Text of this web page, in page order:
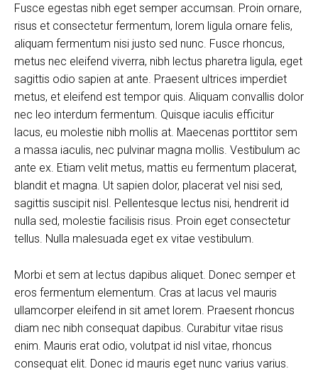
Fusce egestas nibh eget semper accumsan. Proin ornare,
risus et consectetur fermentum, lorem ligula ornare felis,
aliquam fermentum nisi justo sed nunc. Fusce rhoncus,
metus nec eleifend viverra, nibh lectus pharetra ligula, eget
sagittis odio sapien at ante. Praesent ultrices imperdiet
metus, et eleifend est tempor quis. Aliquam convallis dolor
nec leo interdum fermentum. Quisque iaculis efficitur
lacus, eu molestie nibh mollis at. Maecenas porttitor sem
a massa iaculis, nec pulvinar magna mollis. Vestibulum ac
ante ex. Etiam velit metus, mattis eu fermentum placerat,
blandit et magna. Ut sapien dolor, placerat vel nisi sed,
sagittis suscipit nisl. Pellentesque lectus nisi, hendrerit id
nulla sed, molestie facilisis risus. Proin eget consectetur
tellus. Nulla malesuada eget ex vitae vestibulum.
Morbi et sem at lectus dapibus aliquet. Donec semper et
eros fermentum elementum. Cras at lacus vel mauris
ullamcorper eleifend in sit amet lorem. Praesent rhoncus
diam nec nibh consequat dapibus. Curabitur vitae risus
enim. Mauris erat odio, volutpat id nisl vitae, rhoncus
consequat elit. Donec id mauris eget nunc varius varius.